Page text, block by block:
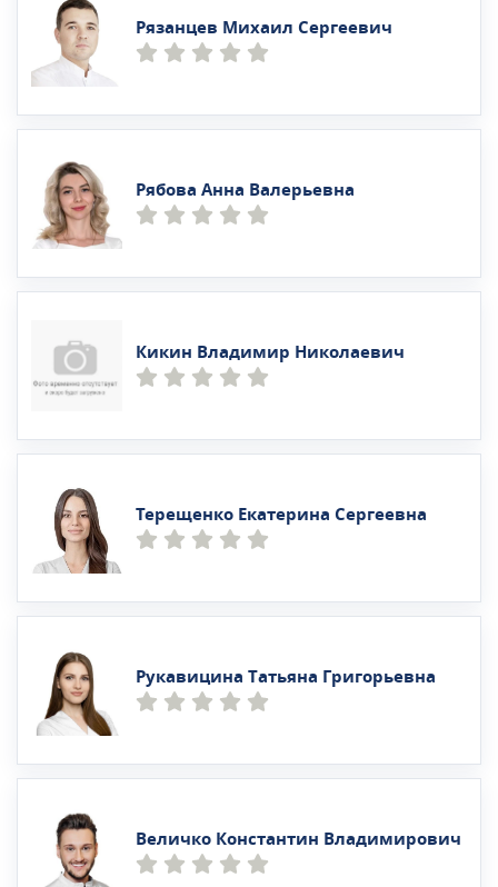
Рязанцев Михаил Сергеевич
Рябова Анна Валерьевна
Кикин Владимир Николаевич
Терещенко Екатерина Сергеевна
Рукавицина Татьяна Григорьевна
Величко Константин Владимирович